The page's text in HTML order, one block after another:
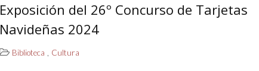
Exposición del 26º Concurso de Tarjetas
Navideñas 2024
Biblioteca , Cultura